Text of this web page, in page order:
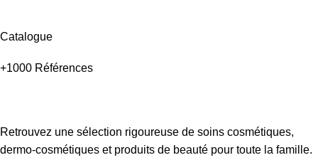
Catalogue
+1000 Références
Retrouvez une sélection rigoureuse de soins cosmétiques,
dermo-cosmétiques et produits de beauté pour toute la famille.